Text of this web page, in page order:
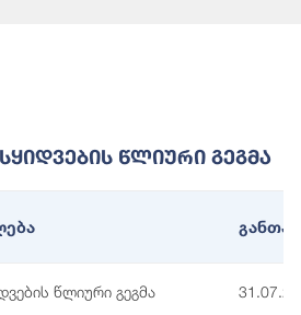
Წლიური Გეგმა
წლიური გეგმა